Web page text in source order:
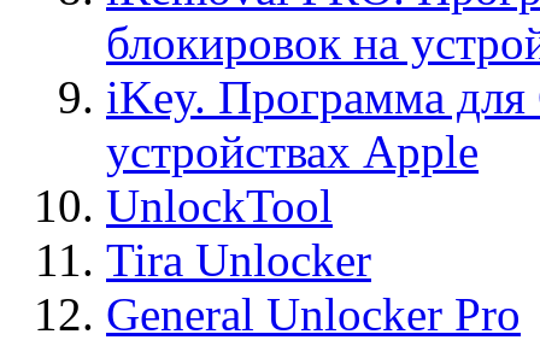
блокировок на
iKey. Программа для
устройствах Apple
UnlockTool
Tira Unlocker
General Unlocker Pro